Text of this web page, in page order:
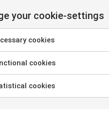
your cookie-settings
cookies
cookies
cookies